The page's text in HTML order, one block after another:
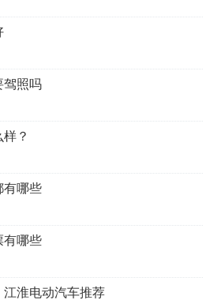
驾照吗
？
有哪些
有哪些
淮电动汽车推荐